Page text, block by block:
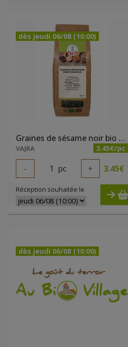
dès jeudi 06/08 (10:00)
Graines de sésame noir bio 300g
VAJRA 3.45€/pc
- 1 pc + 3.45€
Réception souhaitée le
dès jeudi 06/08 (10:00)